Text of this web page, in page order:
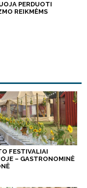
PERDUOTI
REIKMĖMS
FESTIVALIAI
– GASTRONOMINĖ